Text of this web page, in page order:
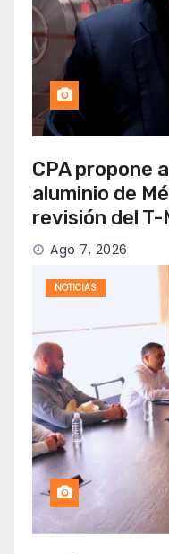
CPA propone
aluminio de
revisión del T-
Ago 7, 2026
NOTICIAS